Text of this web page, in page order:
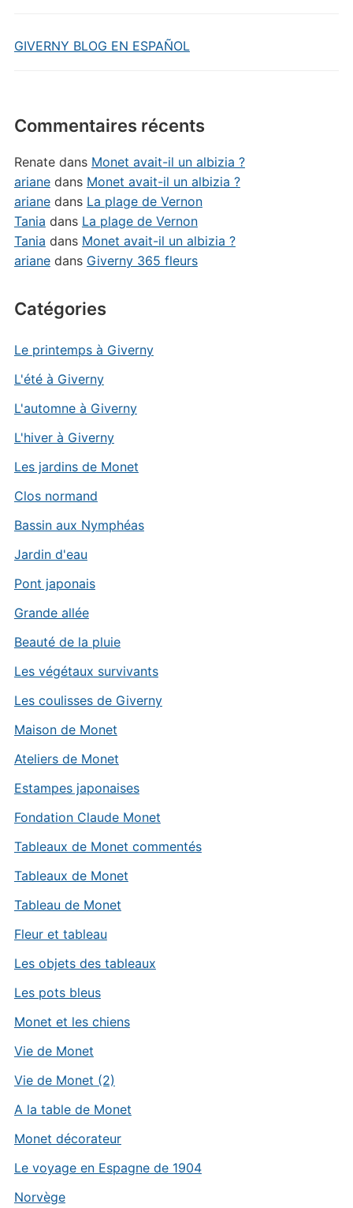
GIVERNY BLOG EN ESPAÑOL
Commentaires récents
Renatedans Monet avait-il un albizia ?
arianedans Monet avait-il un albizia ?
arianedans La plage de Vernon
Tania dans La plage de Vernon
Tania dans Monet avait-il un albizia ?
arianedans Giverny 365 fleurs
Catégories
Le printemps à Giverny
L'été à Giverny
L'automne à Giverny
L'hiver à Giverny
Les jardins de Monet
Clos normand
Bassin aux Nymphéas
Jardin d'eau
Pont japonais
Grande allée
Beauté de la pluie
Les végétaux survivants
Les coulisses de Giverny
Maison de Monet
Ateliers de Monet
Estampes japonaises
Fondation Claude Monet
Tableaux de Monet commentés
Tableaux de Monet
Tableau de Monet
Fleur et tableau
Les objets des tableaux
Les pots bleus
Monet et les chiens
Vie de Monet
Vie de Monet (2)
A la table de Monet
Monet décorateur
Le voyage en Espagne de 1904
Norvège